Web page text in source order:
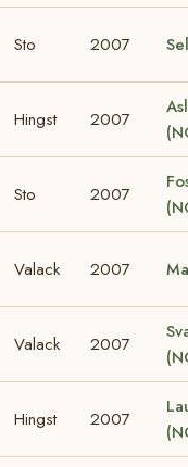
Sto 2007
Hingst 2007
Sto 2007
Valack 2007
Valack 2007
Hingst 2007